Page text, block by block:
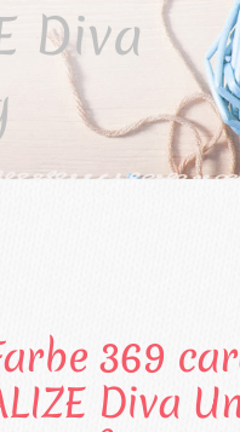
Diva
369
Diva